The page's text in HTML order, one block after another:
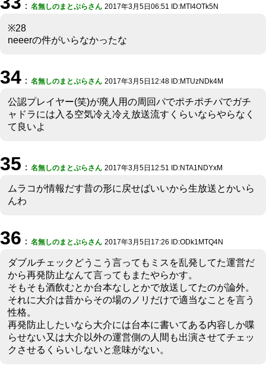
： 名無しのまとぷらさん 2017年3月5日06:51 ID:MTI4OTk5N
※28
neeerの件がいらなかったな
34 ： 名無しのまとぷらさん 2017年3月5日12:48 ID:MTUzNDk4M
公認プレイヤー(笑)が廃人用の周回パでポチポチパでガチ
ャドラには入る空気冷え冷え放送流すくらいならやらなく
て良いよ
35 ： 名無しのまとぷらさん 2017年3月5日12:51 ID:NTA1NDYxM
ムラコが情報だす昔の形に戻せばいいから生放送とかいら
んわ
36 ： 名無しのまとぷらさん 2017年3月5日17:26 ID:ODk1MTQ4N
ダブルチェックどうこう言ってもミスを乱発してた運営だ
から再発防止なんて言ってもまたやらかす。
そもそも酒飲むとか台本なしとかで放送してたのが論外。
それに大介は昔からその場のノリだけで適当なことを言う
性格。
再発防止したいなら大介には台本に書いてある内容しか喋
らせない又は大介以外の運営側の人間も出演させてチェッ
クさせるくらいしないと意味がない。